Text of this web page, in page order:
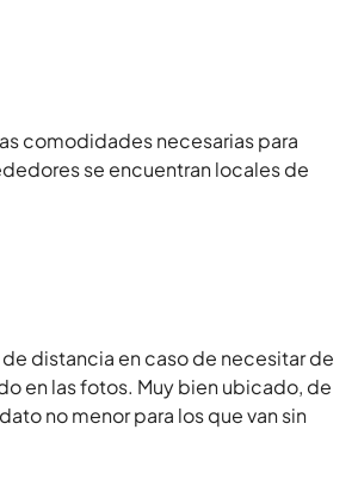
comodidades necesarias para
se encuentran locales de
distancia en caso de necesitar de
en las fotos. Muy bien ubicado, de
no menor para los que van sin